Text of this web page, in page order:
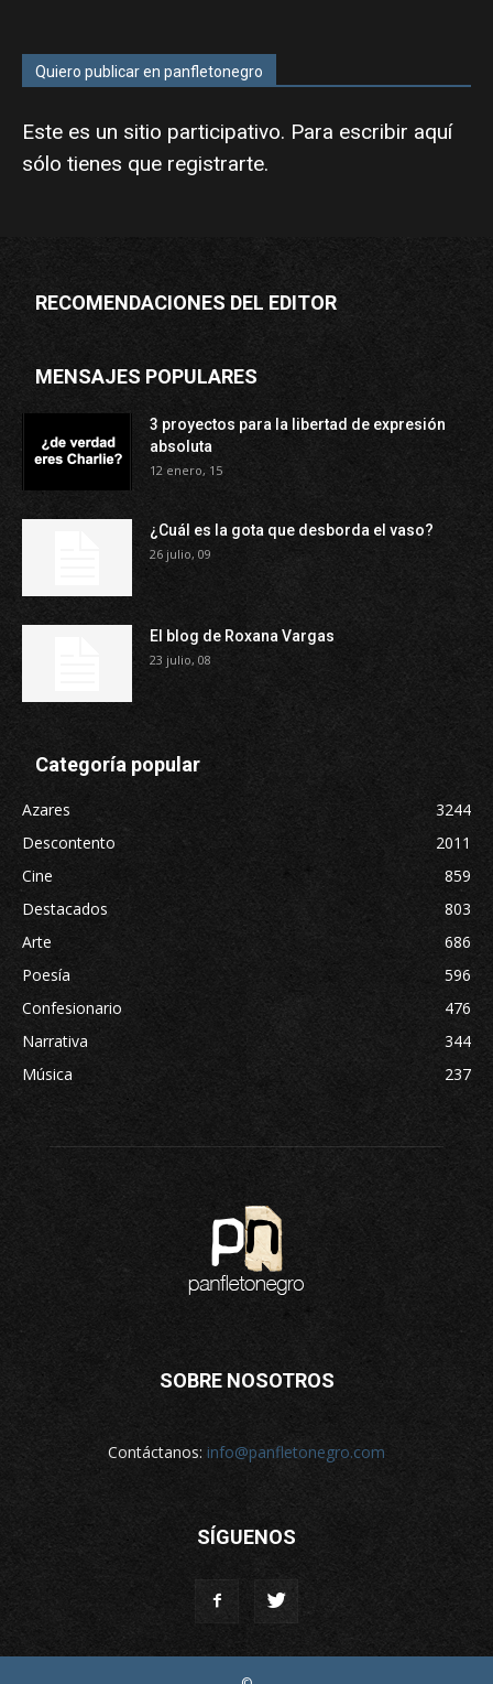
Quiero publicar en panfletonegro
Este es un sitio participativo. Para escribir aquí
sólo tienes que registrarte.
RECOMENDACIONES DEL EDITOR
MENSAJES POPULARES
3 proyectos para la libertad de expresión
absoluta
12 enero, 15
¿Cuál es la gota que desborda el vaso?
26 julio, 09
El blog de Roxana Vargas
23 julio, 08
Categoría popular
Azares
3244
Descontento
2011
Cine
859
Destacados
803
Arte
686
Poesía
596
Confesionario
476
Narrativa
344
Música
237
SOBRE NOSOTROS
Contáctanos: info@panfletonegro.com
SÍGUENOS